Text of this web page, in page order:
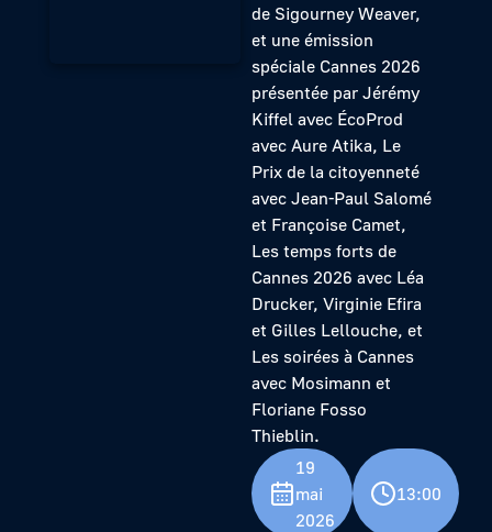
de Sigourney Weaver,
et une émission
spéciale Cannes 2026
présentée par Jérémy
Kiffel avec ÉcoProd
avec Aure Atika, Le
Prix de la citoyenneté
avec Jean-Paul Salomé
et Françoise Camet,
Les temps forts de
Cannes 2026 avec Léa
Drucker, Virginie Efira
et Gilles Lellouche, et
Les soirées à Cannes
avec Mosimann et
Floriane Fosso
Thieblin.
19
mai
2026
13:00